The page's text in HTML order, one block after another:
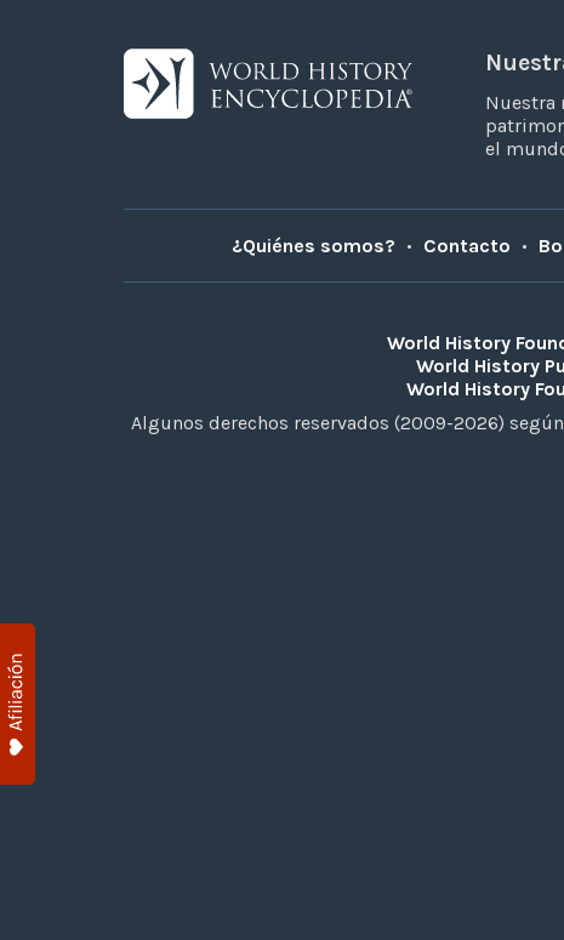
Nuestra
el
¿Quiénes somos? • Contacto •
World History
World History
World History
Algunos derechos reservados (2009-2026)